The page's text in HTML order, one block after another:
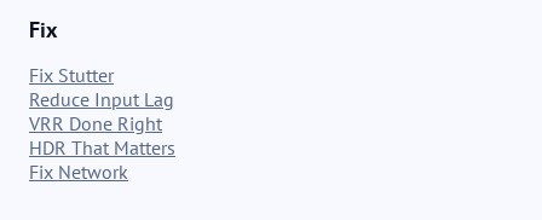
Fix
Fix Stutter
Reduce Input Lag
VRR Done Right
HDR That Matters
Fix Network